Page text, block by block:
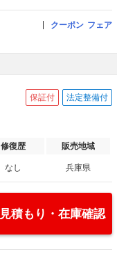
クーポン フェア
保証付 法定整備付
修復歴 販売地域
なし 兵庫県
見積もり・在庫確認